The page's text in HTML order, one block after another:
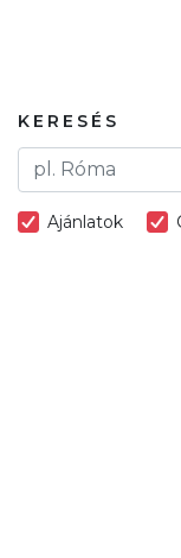
KERESÉS
Ajánlatok